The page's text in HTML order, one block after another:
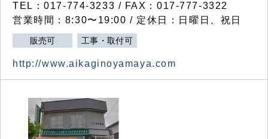
TEL：017-774-3233 / FAX：017-777-3322
営業時間：8:30〜19:00 / 定休日：日曜日、祝日
販売可 工事・取付可
http://www.aikaginoyamaya.com